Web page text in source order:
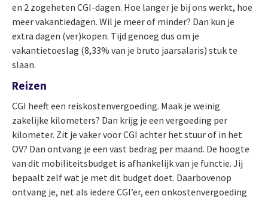
en 2 zogeheten CGI-dagen. Hoe langer je bij ons werkt, hoe
meer vakantiedagen. Wil je meer of minder? Dan kun je
extra dagen (ver)kopen. Tijd genoeg dus om je
vakantietoeslag (8,33% van je bruto jaarsalaris) stuk te
slaan.
Reizen
CGI heeft een reiskostenvergoeding. Maak je weinig
zakelijke kilometers? Dan krijg je een vergoeding per
kilometer. Zit je vaker voor CGI achter het stuur of in het
OV? Dan ontvang je een vast bedrag per maand. De hoogte
van dit mobiliteitsbudget is afhankelijk van je functie. Jij
bepaalt zelf wat je met dit budget doet. Daarbovenop
ontvang je, net als iedere CGI’er, een onkostenvergoeding